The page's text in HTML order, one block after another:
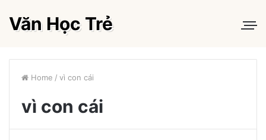
Văn Học Trẻ
Home / vì con cái
vì con cái